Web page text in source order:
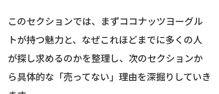
このセクションでは、まずココナッツヨーグル
トが持つ魅力と、なぜこれほどまでに多くの人
が探し求めるのかを整理し、次のセクションか
ら具体的な「売ってない」理由を深掘りしていき